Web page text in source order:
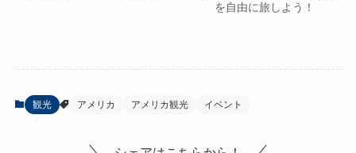
を自由に旅しよう！
観光 アメリカ アメリカ観光 イベント